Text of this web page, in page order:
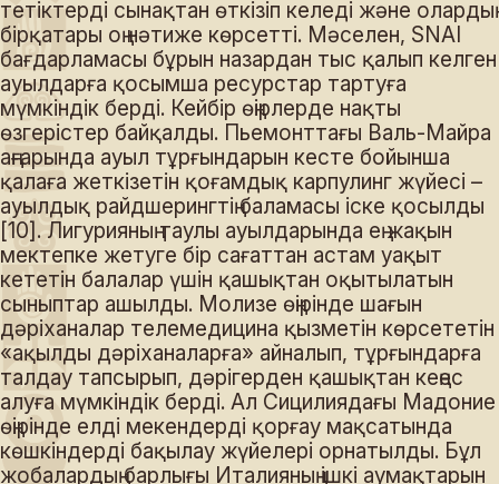
тетіктерді сынақтан өткізіп келеді және олардың
бірқатары оң нәтиже көрсетті. Мәселен, SNAI
бағдарламасы бұрын назардан тыс қалып келген
ауылдарға қосымша ресурстар тартуға
мүмкіндік берді. Кейбір өңірлерде нақты
өзгерістер байқалды. Пьемонттағы Валь-Майра
аңғарында ауыл тұрғындарын кесте бойынша
қалаға жеткізетін қоғамдық карпулинг жүйесі –
ауылдық райдшерингтің баламасы іске қосылды
[10]. Лигурияның таулы ауылдарында ең жақын
мектепке жетуге бір сағаттан астам уақыт
кететін балалар үшін қашықтан оқытылатын
сыныптар ашылды. Молизе өңірінде шағын
дәріханалар телемедицина қызметін көрсететін
«ақылды дәріханаларға» айналып, тұрғындарға
талдау тапсырып, дәрігерден қашықтан кеңес
алуға мүмкіндік берді. Ал Сицилиядағы Мадоние
өңірінде елді мекендерді қорғау мақсатында
көшкіндерді бақылау жүйелері орнатылды. Бұл
жобалардың барлығы Италияның ішкі аумақтарын